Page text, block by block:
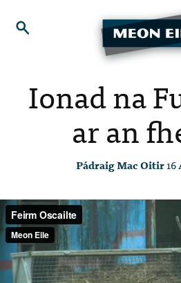
Ionad na
ar an
Pádraig Mac Oitir16